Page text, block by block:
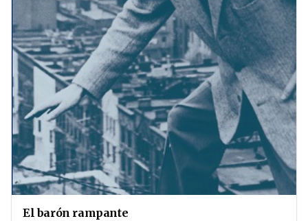
El barón rampante